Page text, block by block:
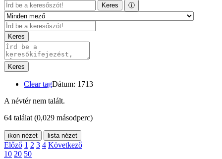
Keres ⓘ
Keres
Keres
Clear tagDátum: 1713
A névtér nem talált.
64 találat (0,029 másodperc)
ikon nézet lista nézet
Előző 1 2 3 4 Következő
10 20 50